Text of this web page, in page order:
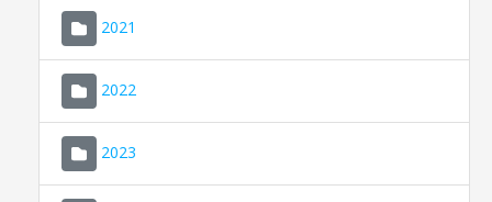
2021
2022
2023